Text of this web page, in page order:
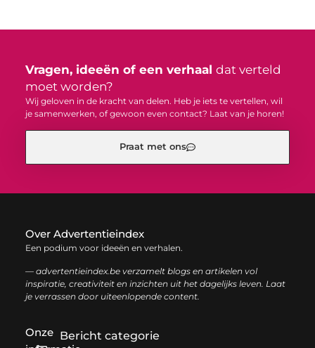
Vragen, ideeën of een verhaal dat verteld
moet worden?
Wij geloven in de kracht van delen. Heb je iets te vertellen, wil
je samenwerken, of gewoon even contact? Laat van je horen!
Praat met ons
Over Advertentieindex
Een podium voor ideeën en verhalen.
— advertentieindex.be verzamelt blogs en artikelen vol
inspiratie, creativiteit en inzichten uit het dagelijks leven. Laat
je verrassen door uiteenlopende content.
Onze Bericht categorie